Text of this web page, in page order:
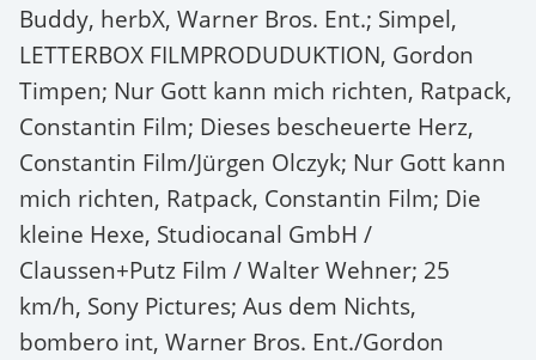
Buddy, herbX, Warner Bros. Ent.; Simpel,
LETTERBOX FILMPRODUDUKTION, Gordon
Timpen; Nur Gott kann mich richten, Ratpack,
Constantin Film; Dieses bescheuerte Herz,
Constantin Film/Jürgen Olczyk; Nur Gott kann
mich richten, Ratpack, Constantin Film; Die
kleine Hexe, Studiocanal GmbH /
Claussen+Putz Film / Walter Wehner; 25
km/h, Sony Pictures; Aus dem Nichts,
bombero int, Warner Bros. Ent./Gordon